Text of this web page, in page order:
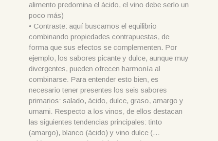
alimento predomina el ácido, el vino debe serlo un
poco más)
• Contraste: aquí buscamos el equilibrio
combinando propiedades contrapuestas, de
forma que sus efectos se complementen. Por
ejemplo, los sabores picante y dulce, aunque muy
divergentes, pueden ofrecen harmonía al
combinarse. Para entender esto bien, es
necesario tener presentes los seis sabores
primarios: salado, ácido, dulce, graso, amargo y
umami. Respecto a los vinos, de ellos destacan
las siguientes tendencias principales: tinto
(amargo), blanco (ácido) y vino dulce (…